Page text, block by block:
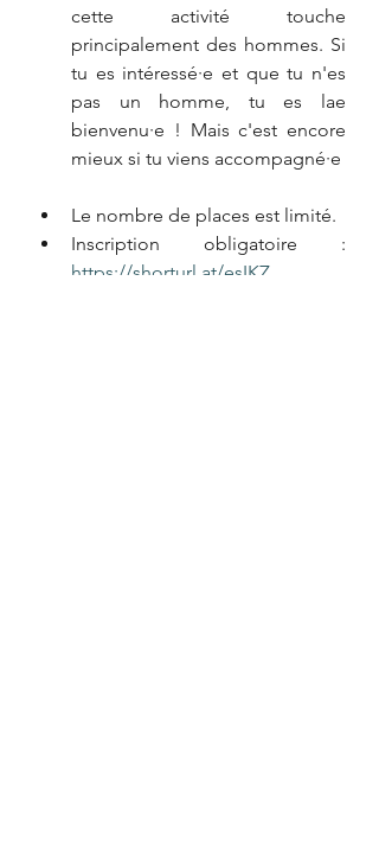
cette activité touche
principalement des hommes. Si
tu es intéressé·e et que tu n'es
pas un homme, tu es lae
bienvenu·e ! Mais c'est encore
mieux si tu viens accompagné·e
Le nombre de places est limité.
https://shorturl.at/esIKZ